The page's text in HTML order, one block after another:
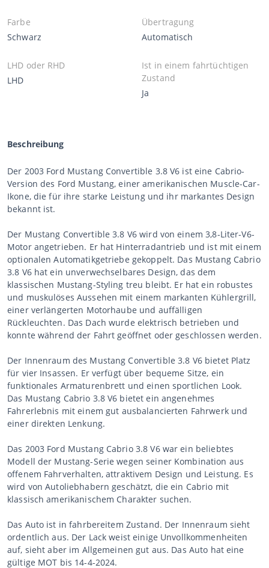
Farbe
Schwarz
Übertragung
Automatisch
LHD oder RHD
LHD
Ist in einem fahrtüchtigen
Zustand
Ja
Beschreibung
Der 2003 Ford Mustang Convertible 3.8 V6 ist eine Cabrio-
Version des Ford Mustang, einer amerikanischen Muscle-Car-
Ikone, die für ihre starke Leistung und ihr markantes Design
bekannt ist.
Der Mustang Convertible 3.8 V6 wird von einem 3,8-Liter-V6-
Motor angetrieben. Er hat Hinterradantrieb und ist mit einem
optionalen Automatikgetriebe gekoppelt. Das Mustang Cabrio
3.8 V6 hat ein unverwechselbares Design, das dem
klassischen Mustang-Styling treu bleibt. Er hat ein robustes
und muskulöses Aussehen mit einem markanten Kühlergrill,
einer verlängerten Motorhaube und auffälligen
Rückleuchten. Das Dach wurde elektrisch betrieben und
konnte während der Fahrt geöffnet oder geschlossen werden.
Der Innenraum des Mustang Convertible 3.8 V6 bietet Platz
für vier Insassen. Er verfügt über bequeme Sitze, ein
funktionales Armaturenbrett und einen sportlichen Look.
Das Mustang Cabrio 3.8 V6 bietet ein angenehmes
Fahrerlebnis mit einem gut ausbalancierten Fahrwerk und
einer direkten Lenkung.
Das 2003 Ford Mustang Cabrio 3.8 V6 war ein beliebtes
Modell der Mustang-Serie wegen seiner Kombination aus
offenem Fahrverhalten, attraktivem Design und Leistung. Es
wird von Autoliebhabern geschätzt, die ein Cabrio mit
klassisch amerikanischem Charakter suchen.
Das Auto ist in fahrbereitem Zustand. Der Innenraum sieht
ordentlich aus. Der Lack weist einige Unvollkommenheiten
auf, sieht aber im Allgemeinen gut aus. Das Auto hat eine
gültige MOT bis 14-4-2024.